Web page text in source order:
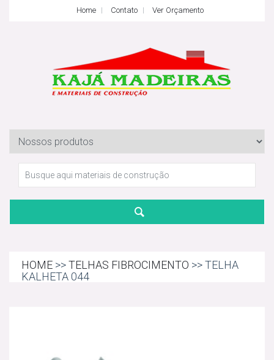
Home Contato Ver Orçamento
HOME >>TELHAS FIBROCIMENTO >> TELHA
KALHETA 044